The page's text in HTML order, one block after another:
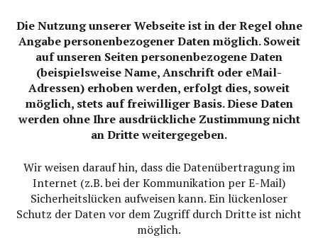
Die Nutzung unserer Webseite ist in der Regel ohne
Angabe personenbezogener Daten möglich. Soweit
auf unseren Seiten personenbezogene Daten
(beispielsweise Name, Anschrift oder eMail-
Adressen) erhoben werden, erfolgt dies, soweit
möglich, stets auf freiwilliger Basis. Diese Daten
werden ohne Ihre ausdrückliche Zustimmung nicht
an Dritte weitergegeben.
Wir weisen darauf hin, dass die Datenübertragung im
Internet (z.B. bei der Kommunikation per E-Mail)
Sicherheitslücken aufweisen kann. Ein lückenloser
Schutz der Daten vor dem Zugriff durch Dritte ist nicht
möglich.